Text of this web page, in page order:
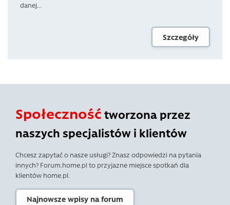
danej...
Szczegóły
Społeczność tworzona przez
naszych specjalistów i klientów
Chcesz zapytać o nasze usługi? Znasz odpowiedzi na pytania
innych? Forum.home.pl to przyjazne miejsce spotkań dla
klientów home.pl.
Najnowsze wpisy na forum